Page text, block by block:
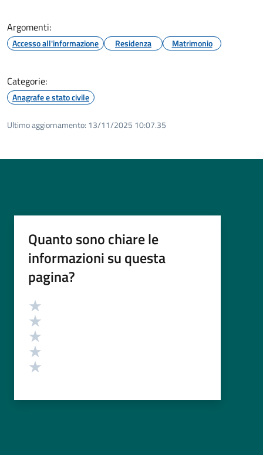
Argomenti:
Accesso all'informazione Residenza Matrimonio
Categorie:
Anagrafe e stato civile
Ultimo aggiornamento: 13/11/2025 10:07.35
Quanto sono chiare le
informazioni su questa
pagina?
Valutazione